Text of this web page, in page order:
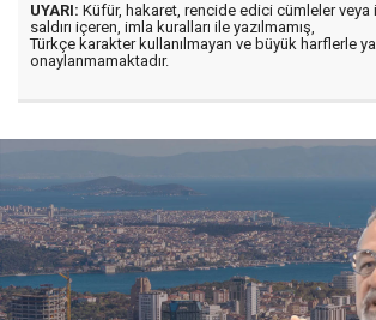
UYARI: Küfür, hakaret, rencide edici cümleler veya
saldırı içeren, imla kuralları ile yazılmamış,
Türkçe karakter kullanılmayan ve büyük harflerle
onaylanmamaktadır.